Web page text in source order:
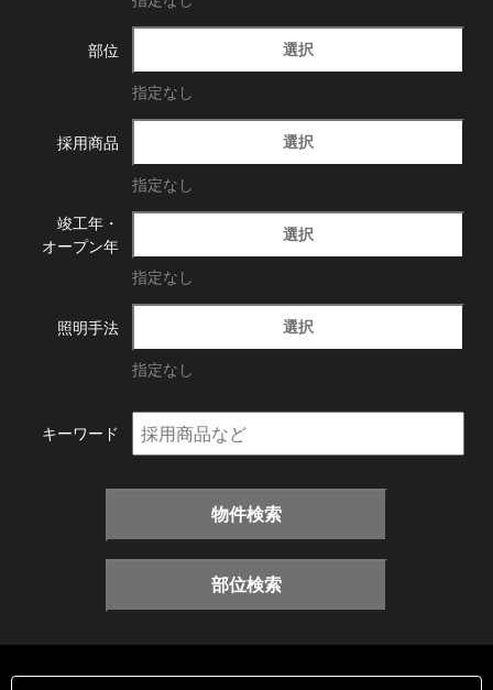
部位 選択
指定なし
採用商品 選択
指定なし
竣工年・
オープン年
選択
指定なし
照明手法 選択
指定なし
キーワード
物件検索
部位検索